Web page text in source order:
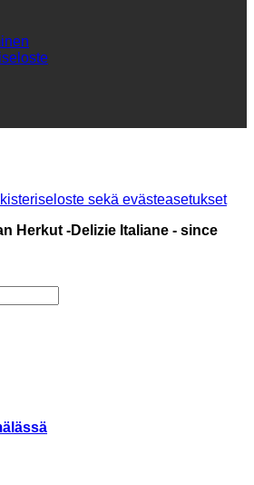
sekä evästeasetukset
Herkut -Delizie Italiane - since